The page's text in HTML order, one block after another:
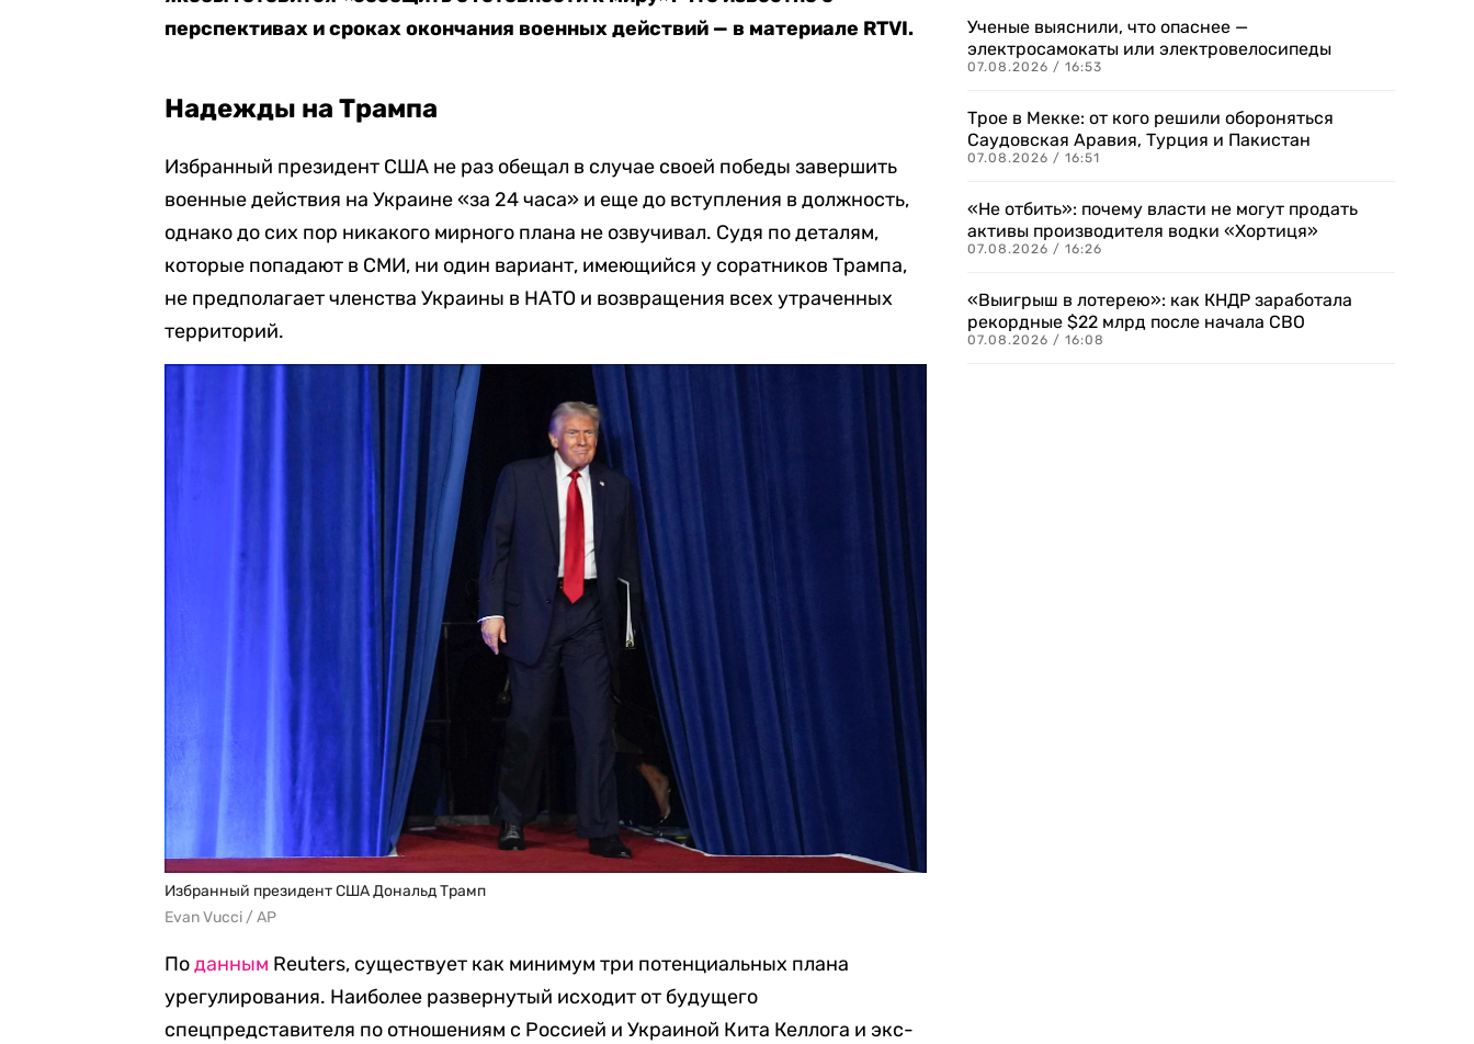
перспективах и сроках окончания военных действий — в материале RTVI.
Надежды на Трампа
Избранный президент США не раз обещал в случае своей победы завершить
военные действия на Украине «за 24 часа» и еще до вступления в должность,
однако до сих пор никакого мирного плана не озвучивал. Судя по деталям,
которые попадают в СМИ, ни один вариант, имеющийся у соратников Трампа,
не предполагает членства Украины в НАТО и возвращения всех утраченных
территорий.
Избранный президент США Дональд Трамп
Evan Vucci / AP
Поданным Reuters, существует как минимум три потенциальных плана
урегулирования. Наиболее развернутый исходит от будущего
спецпредставителя по отношениям с Россией и Украиной Кита Келлога и экс-
Ученые выяснили, что опаснее —
электросамокаты или электровелосипеды
07.08.2026 / 16:53
Трое в Мекке: от кого решили обороняться
Саудовская Аравия, Турция и Пакистан
07.08.2026 / 16:51
«Не отбить»: почему власти не могут продать
активы производителя водки «Хортиця»
07.08.2026 / 16:26
«Выигрыш в лотерею»: как КНДР заработала
рекордные $22 млрд после начала СВО
07.08.2026 / 16:08